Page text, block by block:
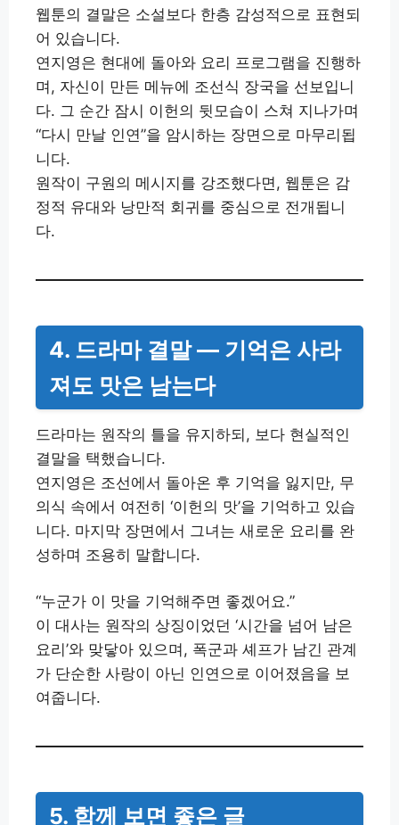
웹툰의 결말은 소설보다 한층 감성적으로 표현되
어 있습니다.
연지영은 현대에 돌아와 요리 프로그램을 진행하
며, 자신이 만든 메뉴에 조선식 장국을 선보입니
다. 그 순간 잠시 이헌의 뒷모습이 스쳐 지나가며
“다시 만날 인연”을 암시하는 장면으로 마무리됩
니다.
원작이 구원의 메시지를 강조했다면, 웹툰은 감
정적 유대와 낭만적 회귀를 중심으로 전개됩니
다.
4. 드라마 결말 — 기억은 사라
져도 맛은 남는다
드라마는 원작의 틀을 유지하되, 보다 현실적인
결말을 택했습니다.
연지영은 조선에서 돌아온 후 기억을 잃지만, 무
의식 속에서 여전히 ‘이헌의 맛’을 기억하고 있습
니다. 마지막 장면에서 그녀는 새로운 요리를 완
성하며 조용히 말합니다.
“누군가 이 맛을 기억해주면 좋겠어요.”
이 대사는 원작의 상징이었던 ‘시간을 넘어 남은
요리’와 맞닿아 있으며, 폭군과 셰프가 남긴 관계
가 단순한 사랑이 아닌 인연으로 이어졌음을 보
여줍니다.
5. 함께 보면 좋은 글